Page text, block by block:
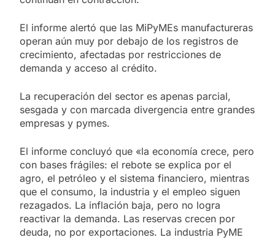
El informe alertó que las MiPyMEs manufactureras
operan aún muy por debajo de los registros de
crecimiento, afectadas por restricciones de
demanda y acceso al crédito.
La recuperación del sector es apenas parcial,
sesgada y con marcada divergencia entre grandes
empresas y pymes.
El informe concluyó que «la economía crece, pero
con bases frágiles: el rebote se explica por el
agro, el petróleo y el sistema financiero, mientras
que el consumo, la industria y el empleo siguen
rezagados. La inflación baja, pero no logra
reactivar la demanda. Las reservas crecen por
deuda, no por exportaciones. La industria PyME